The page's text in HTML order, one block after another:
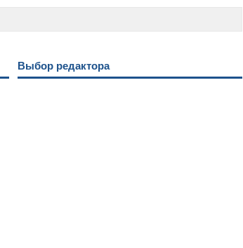
Выбор редактора